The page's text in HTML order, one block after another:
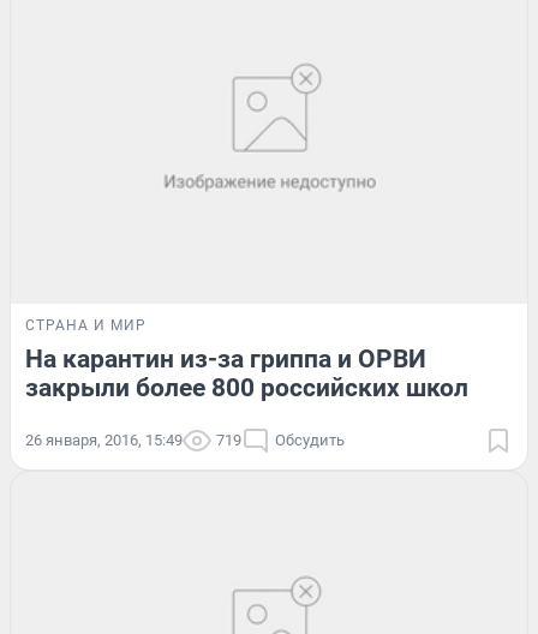
СТРАНА И МИР
На карантин из-за гриппа и ОРВИ
закрыли более 800 российских школ
26 января, 2016, 15:49 719 Обсудить